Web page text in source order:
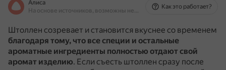
Алиса
На основе источников, возможны неточности
Как это работает?
Штоллен созревает и становится вкуснее со временем
благодаря тому, что все специи и остальные
ароматные ингредиенты полностью отдают свой
аромат изделию. Если съесть штоллен сразу после